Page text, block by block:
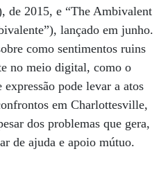
de 2015, e “The Ambivalent
lançado em junho.
como sentimentos ruins
no meio digital, como o
pode levar a atos
em Charlottesville,
dos problemas que gera,
de ajuda e apoio mútuo.